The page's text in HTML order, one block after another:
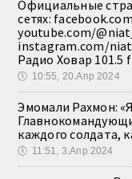
Официальные
сетях:
youtube.com/
instagram.com/
Радио Ховар
🕔 10:55, 20.Апр 2024
Эмомали Рахмон:
каждого солдата,
🕔 11:51, 3.Апр 2024